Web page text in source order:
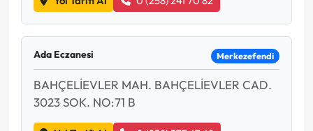
Ada Eczanesi Merkezefendi
BAHÇELİEVLER MAH. BAHÇELİEVLER CAD.
3023 SOK. NO:71 B